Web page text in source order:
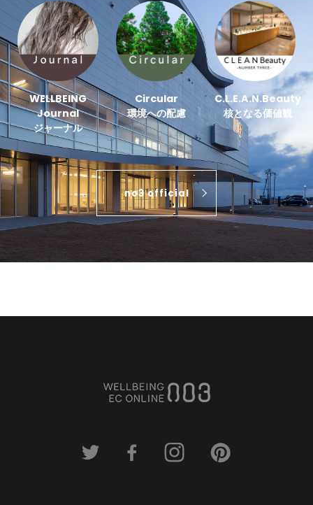
WELLBEING
Journal
ジャーナル
Circular
環境への配慮
C.L.E.A.N.Beauty
核となる価値観
no3 official